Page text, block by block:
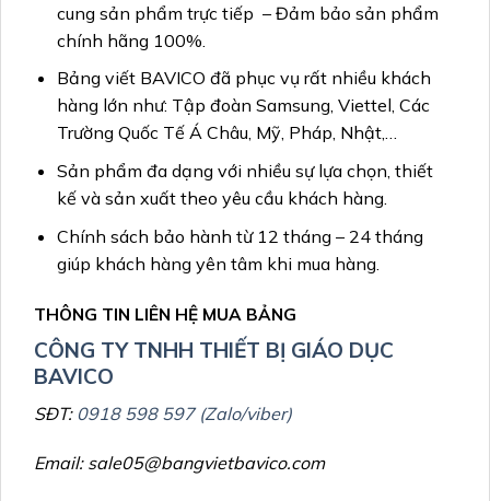
cung sản phẩm trực tiếp – Đảm bảo sản phẩm
chính hãng 100%.
Bảng viết BAVICO đã phục vụ rất nhiều khách
hàng lớn như: Tập đoàn Samsung, Viettel, Các
Trường Quốc Tế Á Châu, Mỹ, Pháp, Nhật,…
Sản phẩm đa dạng với nhiều sự lựa chọn, thiết
kế và sản xuất theo yêu cầu khách hàng.
Chính sách bảo hành từ 12 tháng – 24 tháng
giúp khách hàng yên tâm khi mua hàng.
THÔNG TIN LIÊN HỆ MUA BẢNG
CÔNG TY TNHH THIẾT BỊ GIÁO DỤC
BAVICO
SĐT: 0918 598 597 (Zalo/viber)
Email: sale05@bangvietbavico.com